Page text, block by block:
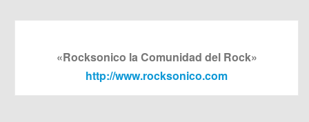
«Rocksonico la Comunidad del Rock»
http://www.rocksonico.com